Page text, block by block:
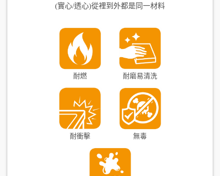
(實心/透心)從裡到外都是同一材料
耐燃 耐磨易清洗
耐衝擊 無毒